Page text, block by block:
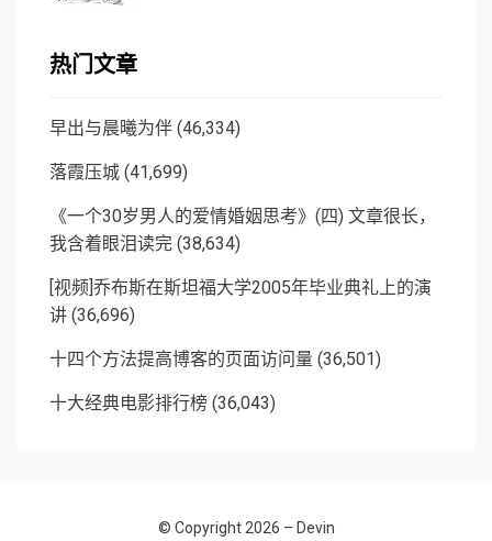
热门文章
早出与晨曦为伴 (46,334)
落霞压城 (41,699)
《一个30岁男人的爱情婚姻思考》(四) 文章很长，
我含着眼泪读完 (38,634)
[视频]乔布斯在斯坦福大学2005年毕业典礼上的演
讲 (36,696)
十四个方法提高博客的页面访问量 (36,501)
十大经典电影排行榜 (36,043)
© Copyright 2026 – Devin